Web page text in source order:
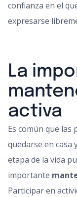
confianza en el
expresarse
La
activa
Es común que las
quedarse en casa
etapa de la vida
importante
Participar en